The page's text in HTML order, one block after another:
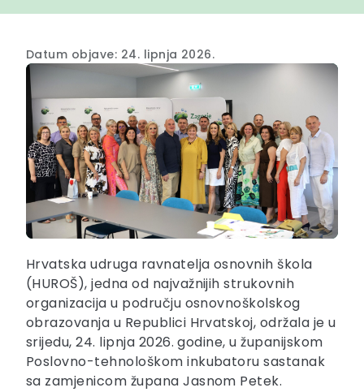
Datum objave: 24. lipnja 2026.
Hrvatska udruga ravnatelja osnovnih škola
(HUROŠ), jedna od najvažnijih strukovnih
organizacija u području osnovnoškolskog
obrazovanja u Republici Hrvatskoj, održala je u
srijedu, 24. lipnja 2026. godine, u županijskom
Poslovno-tehnološkom inkubatoru sastanak
sa zamjenicom župana Jasnom Petek.